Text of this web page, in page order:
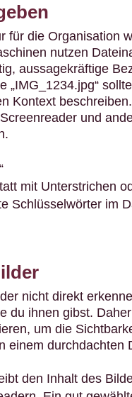
für die Organisation
nutzen
aussagekräftige
„IMG_1234.jpg“
Kontext
und
mit Unterstrichen
Schlüsselwörter im
nicht direkt
du ihnen gibst.
um die
einem durchdachten
den Inhalt des